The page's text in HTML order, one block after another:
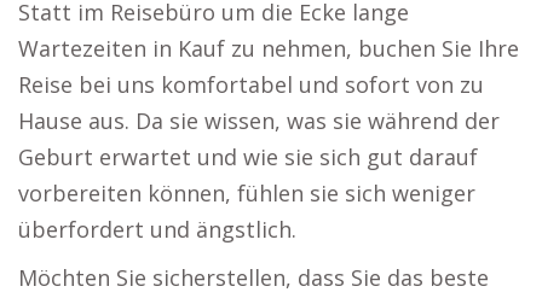
Statt im Reisebüro um die Ecke lange
Wartezeiten in Kauf zu nehmen, buchen Sie Ihre
Reise bei uns komfortabel und sofort von zu
Hause aus. Da sie wissen, was sie während der
Geburt erwartet und wie sie sich gut darauf
vorbereiten können, fühlen sie sich weniger
überfordert und ängstlich.
Möchten Sie sicherstellen, dass Sie das beste